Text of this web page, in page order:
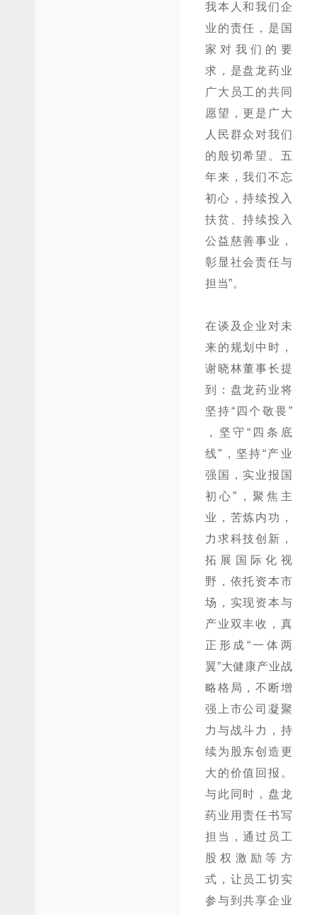
我本人和我们企
业的责任，是国
家对我们的要
求，是盘龙药业
广大员工的共同
愿望，更是广大
人民群众对我们
的殷切希望。五
年来，我们不忘
初心，持续投入
扶贫、持续投入
公益慈善事业，
彰显社会责任与
担当”。
在谈及企业对未
来的规划中时，
谢晓林董事长提
到：盘龙药业将
坚持“四个敬畏”
，坚守“四条底
线”，坚持“产业
强国，实业报国
初心”，聚焦主
业，苦炼内功，
力求科技创新，
拓展国际化视
野，依托资本市
场，实现资本与
产业双丰收，真
正形成“一体两
翼”大健康产业战
略格局，不断增
强上市公司凝聚
力与战斗力，持
续为股东创造更
大的价值回报。
与此同时，盘龙
药业用责任书写
担当，通过员工
股权激励等方
式，让员工切实
参与到共享企业